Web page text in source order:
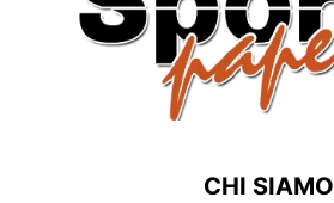
CHI SIAMO